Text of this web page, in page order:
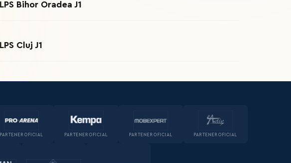
LPS Bihor Oradea J1
LPS Cluj J1
PARTENER OFICIAL PARTENER OFICIAL PARTENER OFICIAL PARTENER OFICIAL